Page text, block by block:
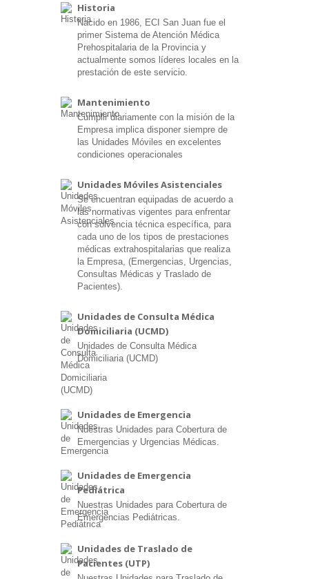
Historia
Nacido en 1986, ECI San Juan fue el
primer Sistema de Atención Médica
Prehospitalaria de la Provincia y
actualmente somos líderes locales en la
prestación de este servicio.
Mantenimiento
Cumplir diariamente con la misión de la
Empresa implica disponer siempre de
las Unidades Móviles en excelentes
condiciones operacionales
Unidades Móviles Asistenciales
Se encuentran equipadas de acuerdo a
las normativas vigentes para enfrentar
con solvencia técnica específica, para
cada uno de los tipos de prestaciones
médicas extrahospitalarias que realiza
la Empresa, (Emergencias, Urgencias,
Consultas Médicas y Traslado de
Pacientes).
Unidades de Consulta Médica
Domiciliaria (UCMD)
Unidades de Consulta Médica
Domiciliaria (UCMD)
Unidades de Emergencia
Nuestras Unidades para Cobertura de
Emergencias y Urgencias Médicas.
Unidades de Emergencia
Pediátrica
Nuestras Unidades para Cobertura de
Emergencias Pediátricas.
Unidades de Traslado de
Pacientes (UTP)